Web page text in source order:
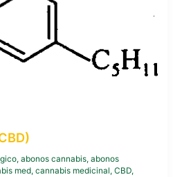
, abonos cannabis, abonos
med, cannabis medicinal, CBD,